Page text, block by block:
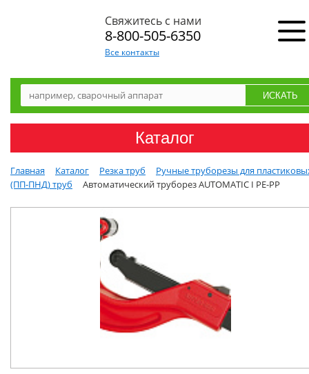
Свяжитесь с нами
8-800-505-6350
Все контакты
Каталог
Главная Каталог Резка труб
Ручные труборезы для
(ПП-ПНД) труб
Автоматический труборез AUTOMATIC I PE-PP